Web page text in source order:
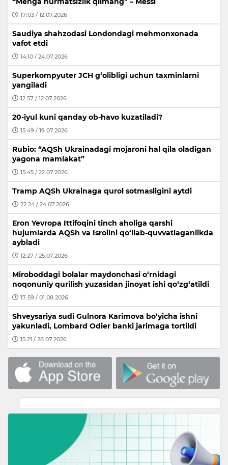
17:03 / 12.07.2026
Saudiya shahzodasi Londondagi mehmonxonada
vafot etdi
14:10 / 24.07.2026
Superkompyuter JCH g‘olibligi uchun taxminlarni
yangiladi
12:57 / 12.07.2026
20-iyul kuni qanday ob-havo kuzatiladi?
15:49 / 19.07.2026
Rubio: “AQSh Ukrainadagi mojaroni hal qila oladigan
yagona mamlakat”
15:45 / 22.07.2026
Tramp AQSh Ukrainaga qurol sotmasligini aytdi
22:24 / 24.07.2026
Eron Yevropa Ittifoqini tinch aholiga qarshi
hujumlarda AQSh va Isroilni qo‘llab-quvvatlaganlikda
aybladi
12:27 / 25.07.2026
Miroboddagi bolalar maydonchasi o‘rnidagi
noqonuniy qurilish yuzasidan jinoyat ishi qo‘zg‘atildi
17:59 / 01.08.2026
Shveysariya sudi Gulnora Karimova bo‘yicha ishni
yakunladi, Lombard Odier banki jarimaga tortildi
15:21 / 28.07.2026